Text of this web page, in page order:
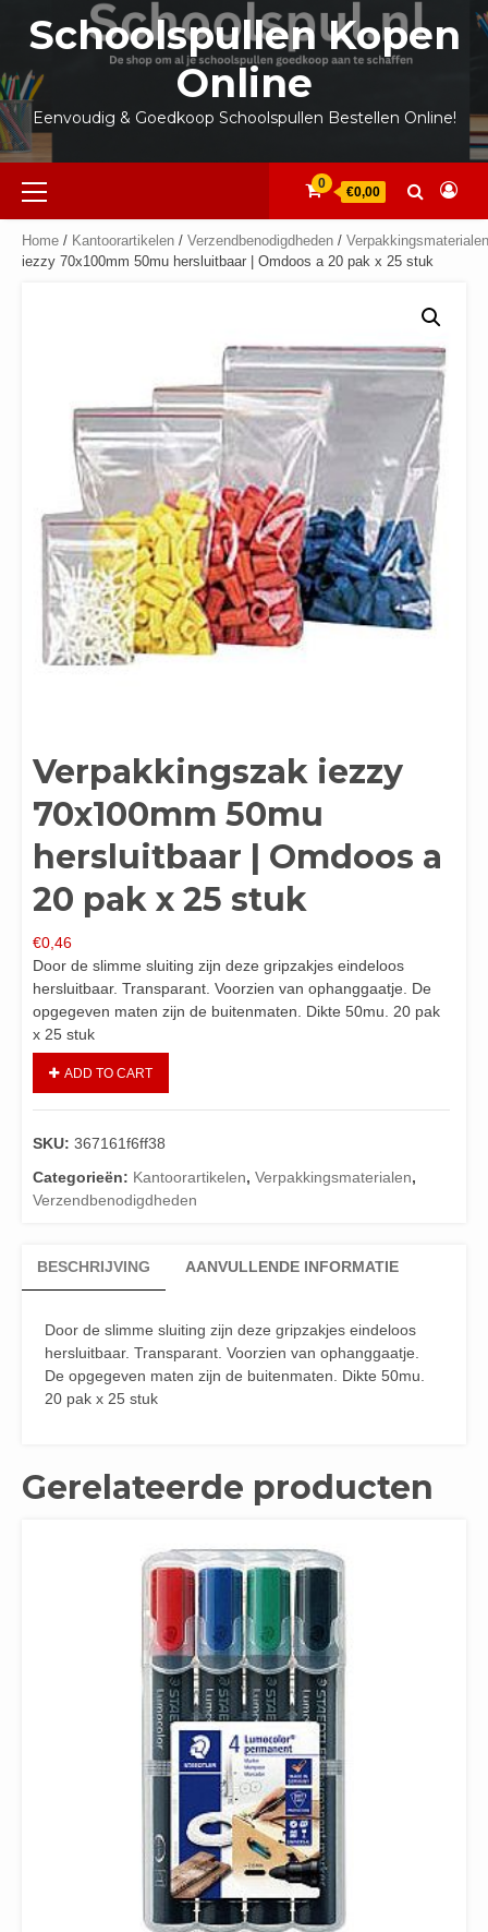
inhoud
Schoolspullen Kopen
Online
Eenvoudig & Goedkoop Schoolspullen Bestellen Online!
Primair
menu
0
€0,00
Home / Kantoorartikelen / Verzendbenodigdheden / Verpakkingsmaterialen
iezzy 70x100mm 50mu hersluitbaar | Omdoos a 20 pak x 25 stuk
Verpakkingszak iezzy
70x100mm 50mu
hersluitbaar | Omdoos a
20 pak x 25 stuk
€0,46
Door de slimme sluiting zijn deze gripzakjes eindeloos
hersluitbaar. Transparant. Voorzien van ophanggaatje. De
opgegeven maten zijn de buitenmaten. Dikte 50mu. 20 pak
x 25 stuk
ADD TO CART
SKU: 367161f6ff38
Categorieën: Kantoorartikelen, Verpakkingsmaterialen,
Verzendbenodigdheden
BESCHRIJVING AANVULLENDE INFORMATIE
Door de slimme sluiting zijn deze gripzakjes eindeloos
hersluitbaar. Transparant. Voorzien van ophanggaatje.
De opgegeven maten zijn de buitenmaten. Dikte 50mu.
20 pak x 25 stuk
Gerelateerde producten